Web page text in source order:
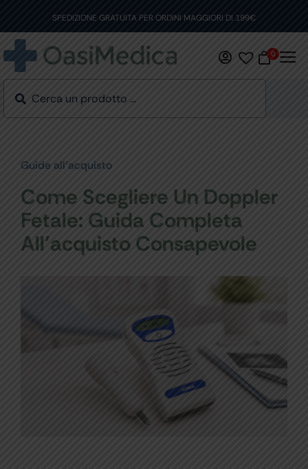
content
SPEDIZIONE GRATUITA PER ORDINI MAGGIORI DI 199€
0
Guide all'acquisto
Come Scegliere Un Doppler
Fetale: Guida Completa
All’acquisto Consapevole